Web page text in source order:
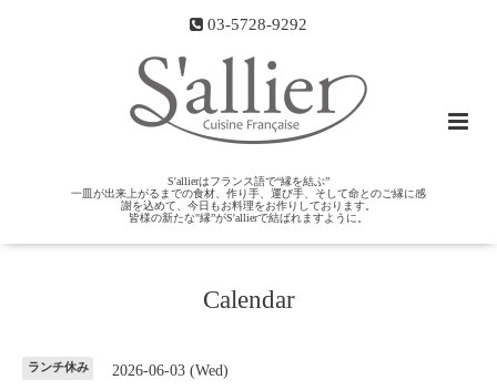
03-5728-9292
S'allierはフランス語で“縁を結ぶ”
一皿が出来上がるまでの食材、作り手、運び手、そして命とのご縁に感
謝を込めて、今日もお料理をお作りしております。
皆様の新たな"縁”がS'allierで結ばれますように。
Calendar
ランチ休み 2026-06-03 (Wed)